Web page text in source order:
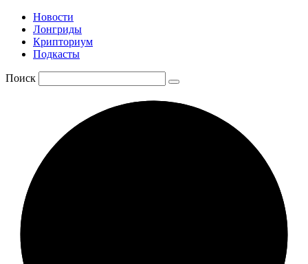
Новости
Лонгриды
Крипториум
Подкасты
Поиск